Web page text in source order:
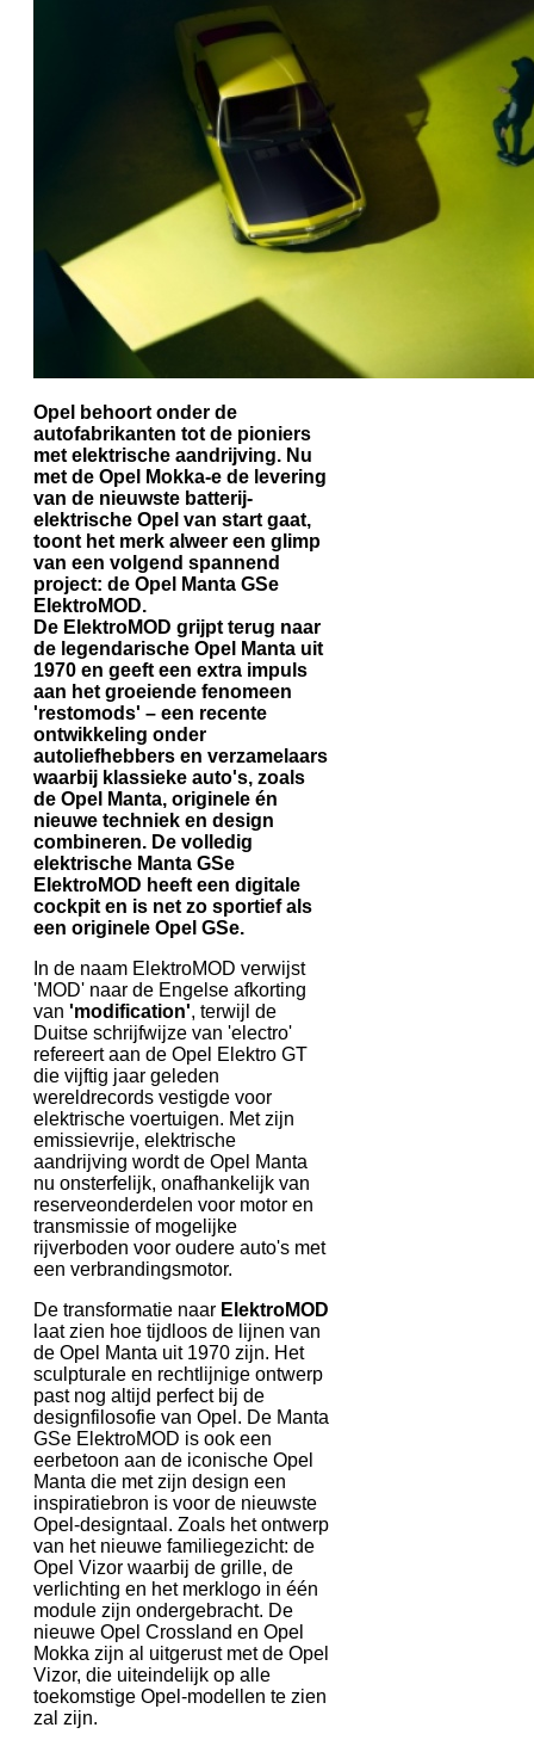
Opel behoort onder de
autofabrikanten tot de pioniers
met elektrische aandrijving. Nu
met de Opel Mokka-e de levering
van de nieuwste batterij-
elektrische Opel van start gaat,
toont het merk alweer een glimp
van een volgend spannend
project: de Opel Manta GSe
ElektroMOD.
De ElektroMOD grijpt terug naar
de legendarische Opel Manta uit
1970 en geeft een extra impuls
aan het groeiende fenomeen
'restomods' – een recente
ontwikkeling onder
autoliefhebbers en verzamelaars
waarbij klassieke auto's, zoals
de Opel Manta, originele én
nieuwe techniek en design
combineren. De volledig
elektrische Manta GSe
ElektroMOD heeft een digitale
cockpit en is net zo sportief als
een originele Opel GSe.
In de naam ElektroMOD verwijst
'MOD' naar de Engelse afkorting
van 'modification', terwijl de
Duitse schrijfwijze van 'electro'
refereert aan de Opel Elektro GT
die vijftig jaar geleden
wereldrecords vestigde voor
elektrische voertuigen. Met zijn
emissievrije, elektrische
aandrijving wordt de Opel Manta
nu onsterfelijk, onafhankelijk van
reserveonderdelen voor motor en
transmissie of mogelijke
rijverboden voor oudere auto's met
een verbrandingsmotor.
De transformatie naar ElektroMOD
laat zien hoe tijdloos de lijnen van
de Opel Manta uit 1970 zijn. Het
sculpturale en rechtlijnige ontwerp
past nog altijd perfect bij de
designfilosofie van Opel. De Manta
GSe ElektroMOD is ook een
eerbetoon aan de iconische Opel
Manta die met zijn design een
inspiratiebron is voor de nieuwste
Opel-designtaal. Zoals het ontwerp
van het nieuwe familiegezicht: de
Opel Vizor waarbij de grille, de
verlichting en het merklogo in één
module zijn ondergebracht. De
nieuwe Opel Crossland en Opel
Mokka zijn al uitgerust met de Opel
Vizor, die uiteindelijk op alle
toekomstige Opel-modellen te zien
zal zijn.